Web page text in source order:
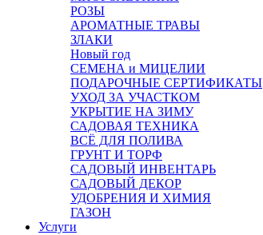
РОЗЫ
АРОМАТНЫЕ ТРАВЫ
ЗЛАКИ
Новый год
СЕМЕНА и МИЦЕЛИИ
ПОДАРОЧНЫЕ СЕРТИФИКАТЫ
УХОД ЗА УЧАСТКОМ
УКРЫТИЕ НА ЗИМУ
САДОВАЯ ТЕХНИКА
ВСЁ ДЛЯ ПОЛИВА
ГРУНТ И ТОРФ
САДОВЫЙ ИНВЕНТАРЬ
САДОВЫЙ ДЕКОР
УДОБРЕНИЯ И ХИМИЯ
ГАЗОН
Услуги